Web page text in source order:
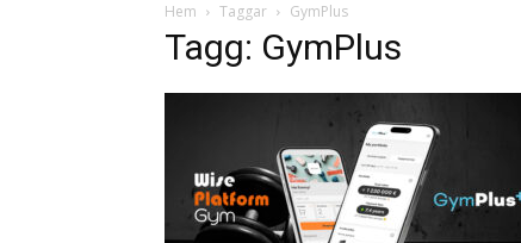
Hem Taggar GymPlus
Tagg: GymPlus